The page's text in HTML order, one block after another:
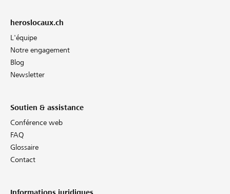
heroslocaux.ch
L'équipe
Notre engagement
Blog
Newsletter
Soutien & assistance
Conférence web
FAQ
Glossaire
Contact
Informations juridiques